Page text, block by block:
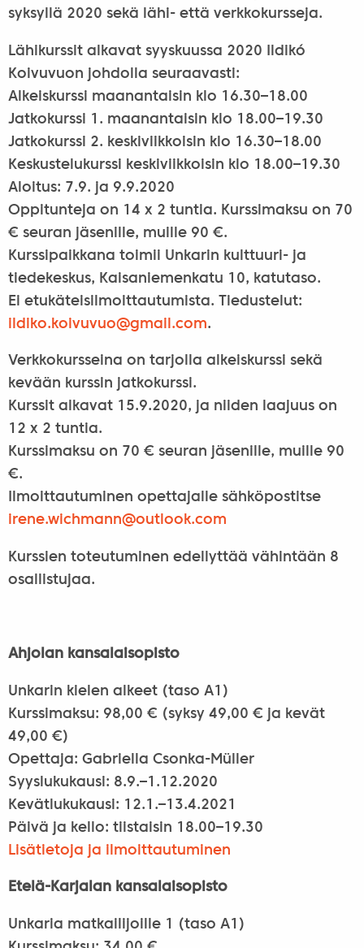
syksyllä 2020 sekä lähi- että verkkokursseja.
Lähikurssit alkavat syyskuussa 2020 Ildikó
Koivuvuon johdolla seuraavasti:
Alkeiskurssi maanantaisin klo 16.30–18.00
Jatkokurssi 1. maanantaisin klo 18.00–19.30
Jatkokurssi 2. keskiviikkoisin klo 16.30–18.00
Keskustelukurssi keskiviikkoisin klo 18.00–19.30
Aloitus: 7.9. ja 9.9.2020
Oppitunteja on 14 x 2 tuntia. Kurssimaksu on 70
€ seuran jäsenille, muille 90 €.
Kurssipaikkana toimii Unkarin kulttuuri- ja
tiedekeskus, Kaisaniemenkatu 10, katutaso.
Ei etukäteisilmoittautumista. Tiedustelut:
ildiko.koivuvuo@gmail.com.
Verkkokursseina on tarjolla alkeiskurssi sekä
kevään kurssin jatkokurssi.
Kurssit alkavat 15.9.2020, ja niiden laajuus on
12 x 2 tuntia.
Kurssimaksu on 70 € seuran jäsenille, muille 90
€.
Ilmoittautuminen opettajalle sähköpostitse
irene.wichmann@outlook.com
Kurssien toteutuminen edellyttää vähintään 8
osallistujaa.
Ahjolan kansalaisopisto
Unkarin kielen alkeet (taso A1)
Kurssimaksu: 98,00 € (syksy 49,00 € ja kevät
49,00 €)
Opettaja: Gabriella Csonka-Müller
Syyslukukausi: 8.9.–1.12.2020
Kevätlukukausi: 12.1.–13.4.2021
Päivä ja kello: tiistaisin 18.00–19.30
Lisätietoja ja ilmoittautuminen
Etelä-Karjalan kansalaisopisto
Unkaria matkailijoille 1 (taso A1)